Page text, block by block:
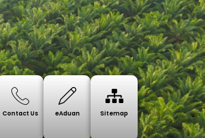
Contact Us eAduan Sitemap